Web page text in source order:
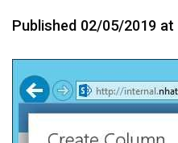
Published 02/05/2019 at